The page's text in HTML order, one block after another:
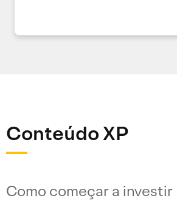
Conteúdo XP
Como começar a investir